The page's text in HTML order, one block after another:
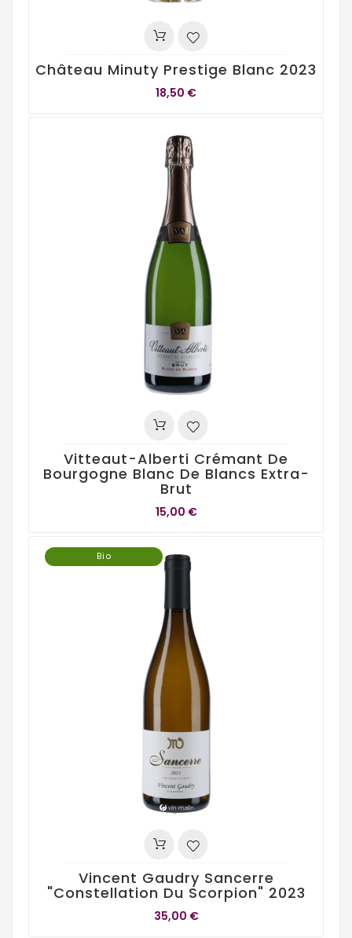
Château Minuty Prestige Blanc 2023
18,50 €
Vitteaut-Alberti Crémant De
Bourgogne Blanc De Blancs Extra-
Brut
15,00 €
Bio
Vincent Gaudry Sancerre
"Constellation Du Scorpion" 2023
35,00 €